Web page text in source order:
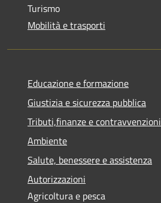
Turismo
Mobilità e trasporti
Educazione e formazione
Giustizia e sicurezza pubblica
Tributi,finanze e contravvenzioni
Ambiente
Salute, benessere e assistenza
Autorizzazioni
Agricoltura e pesca